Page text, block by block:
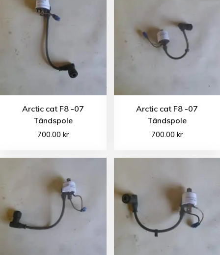
Arctic cat F8 -07
Tändspole
700.00kr
Arctic cat F8 -07
Tändspole
700.00 kr